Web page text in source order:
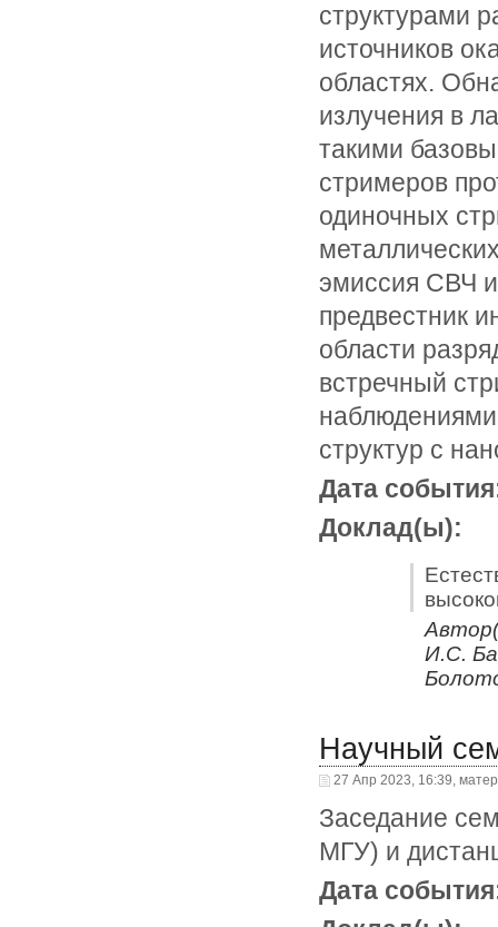
структурами
источников
областях.
излучения в
такими
стримеров
одиночных
эмиссия СВЧ
предвестник
области
встречный
структур с
Дата
Доклад(ы):
И.С.
Научный
27 Апр 2023, 16:39,
Заседание
МГУ) и
Дата